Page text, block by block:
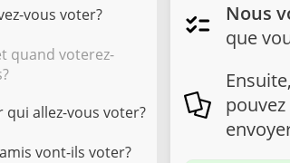
vous voter?
quand voterez-
qui allez-vous voter?
vont-ils voter?
Nous
que
Ensuite,